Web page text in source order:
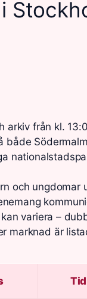
arkiv från kl.
både
och ungdomar
variera –
marknad är
Tid